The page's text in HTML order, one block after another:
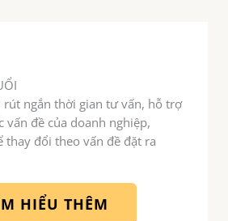
rút ngắn thời gian tư vấn, hỗ trợ
vấn đề của doanh nghiệp,
thay đổi theo vấn đề đặt ra
HIỂU THÊM